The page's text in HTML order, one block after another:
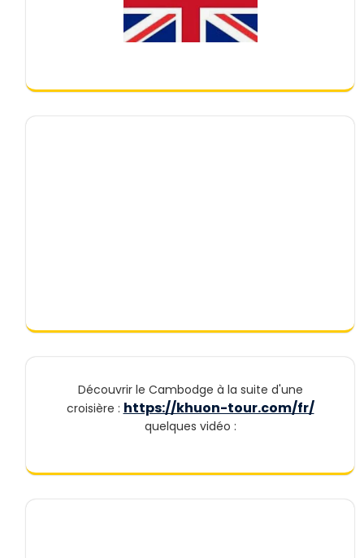
Découvrir le Cambodge à la suite d'une
croisière : https://khuon-tour.com/fr/
quelques vidéo :